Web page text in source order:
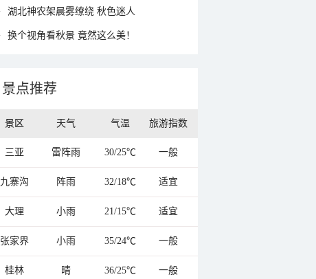
湖北神农架晨雾缭绕 秋色迷人
换个视角看秋景 竟然这么美！
景点推荐
景区 天气 气温 旅游指数
三亚 雷阵雨 30/25℃ 一般
九寨沟 阵雨 32/18℃ 适宜
大理 小雨 21/15℃ 适宜
张家界 小雨 35/24℃ 一般
桂林 晴 36/25℃ 一般